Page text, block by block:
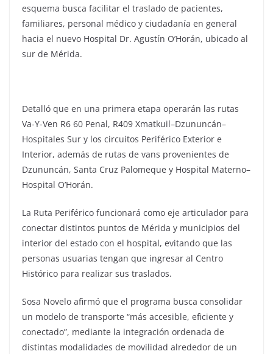
esquema busca facilitar el traslado de pacientes,
familiares, personal médico y ciudadanía en general
hacia el nuevo Hospital Dr. Agustín O’Horán, ubicado al
sur de Mérida.
Detalló que en una primera etapa operarán las rutas
Va-Y-Ven R6 60 Penal, R409 Xmatkuil–Dzununcán–
Hospitales Sur y los circuitos Periférico Exterior e
Interior, además de rutas de vans provenientes de
Dzununcán, Santa Cruz Palomeque y Hospital Materno–
Hospital O’Horán.
La Ruta Periférico funcionará como eje articulador para
conectar distintos puntos de Mérida y municipios del
interior del estado con el hospital, evitando que las
personas usuarias tengan que ingresar al Centro
Histórico para realizar sus traslados.
Sosa Novelo afirmó que el programa busca consolidar
un modelo de transporte “más accesible, eficiente y
conectado”, mediante la integración ordenada de
distintas modalidades de movilidad alrededor de un